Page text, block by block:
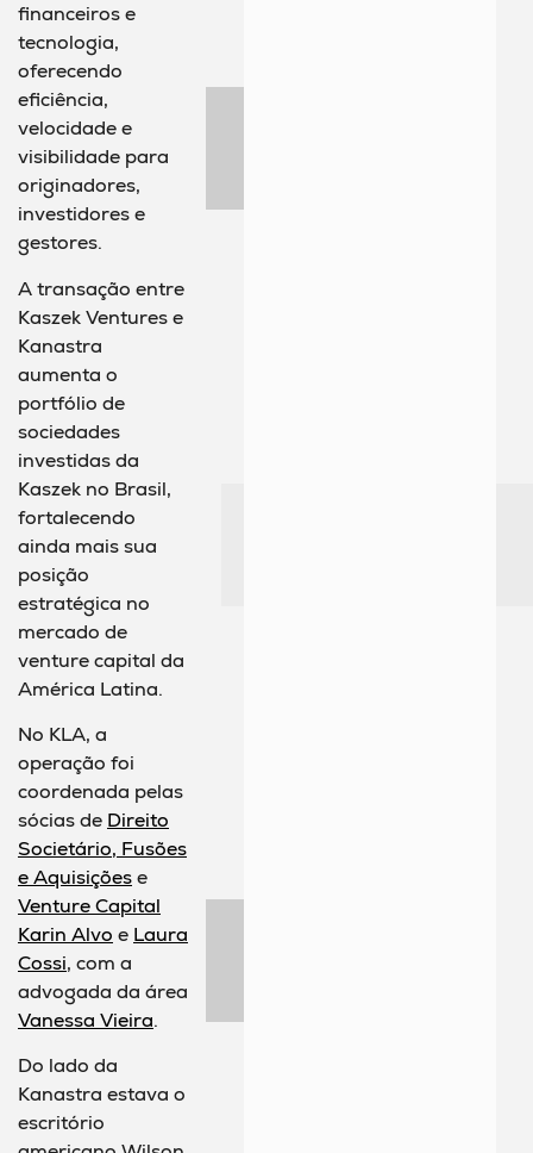
financeiros e
tecnologia,
oferecendo
eficiência,
velocidade e
visibilidade para
originadores,
investidores e
gestores.
A transação entre
Kaszek Ventures e
Kanastra
aumenta o
portfólio de
sociedades
investidas da
Kaszek no Brasil,
fortalecendo
ainda mais sua
posição
estratégica no
mercado de
venture capital da
América Latina.
No KLA, a
operação foi
coordenada pelas
sócias de Direito
Societário, Fusões
e Aquisiçõese
Venture Capital
Karin Alvo e Laura
Cossi, com a
advogada da área
Vanessa Vieira.
Do lado da
Kanastra estava o
escritório